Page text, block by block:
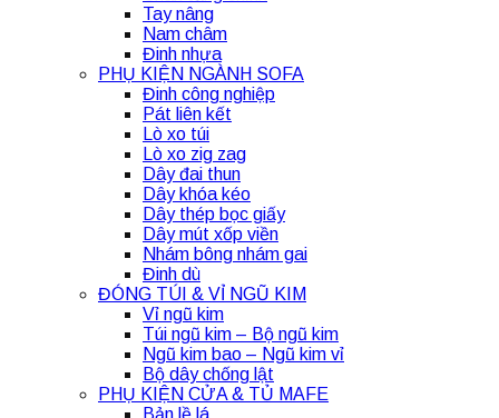
Tay nâng
Nam châm
Đinh nhựa
PHỤ KIỆN NGÀNH SOFA
Đinh công nghiệp
Pát liên kết
Lò xo túi
Lò xo zig zag
Dây đai thun
Dây khóa kéo
Dây thép bọc giấy
Dây mút xốp viền
Nhám bông nhám gai
Đinh dù
ĐÓNG TÚI & VỈ NGŨ KIM
Vỉ ngũ kim
Túi ngũ kim – Bộ ngũ kim
Ngũ kim bao – Ngũ kim vỉ
Bộ dây chống lật
PHỤ KIỆN CỬA & TỦ MAFE
Bản lề lá